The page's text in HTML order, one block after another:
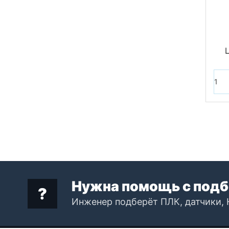
Нужна помощь с
Инженер подберёт ПЛК, датчики,